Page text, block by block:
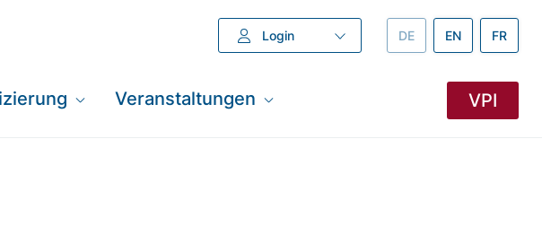
Login DEUTSCH –
DE ENGLISH –
EN FR
Veranstaltungen VPI